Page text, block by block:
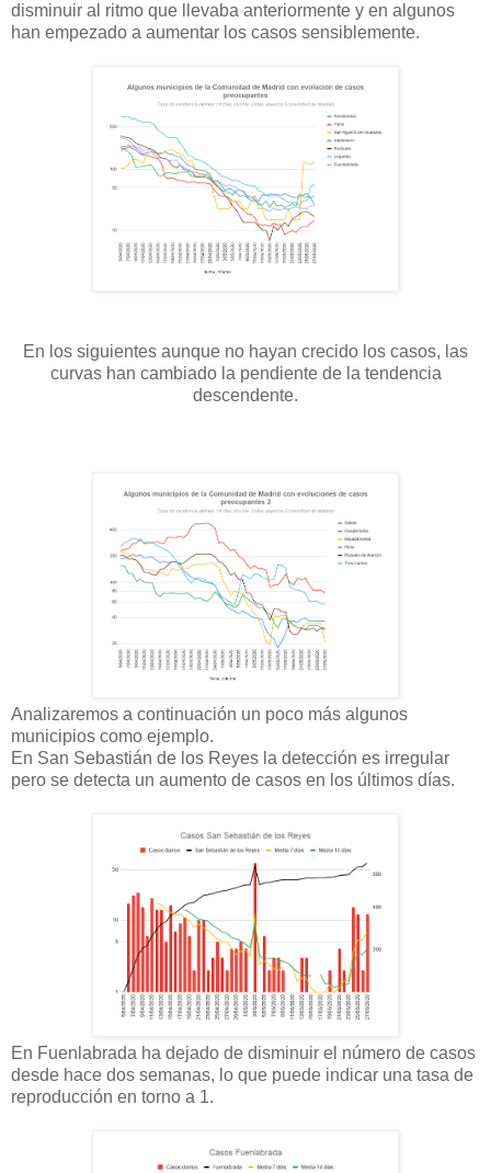
disminuir al ritmo que llevaba anteriormente y en algunos
han empezado a aumentar los casos sensiblemente.
En los siguientes aunque no hayan crecido los casos, las
curvas han cambiado la pendiente de la tendencia
descendente.
Analizaremos a continuación un poco más algunos
municipios como ejemplo.
En San Sebastián de los Reyes la detección es irregular
pero se detecta un aumento de casos en los últimos días.
En Fuenlabrada ha dejado de disminuir el número de casos
desde hace dos semanas, lo que puede indicar una tasa de
reproducción en torno a 1.